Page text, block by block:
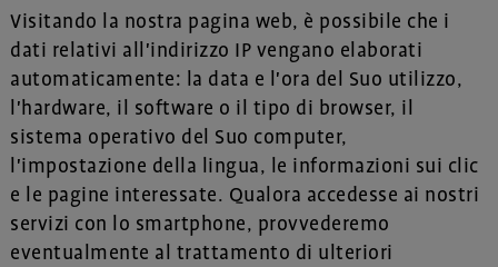
Visitando la nostra pagina web, è possibile che i
dati relativi all'indirizzo IP vengano elaborati
automaticamente: la data e l'ora del Suo utilizzo,
l'hardware, il software o il tipo di browser, il
sistema operativo del Suo computer,
l'impostazione della lingua, le informazioni sui clic
e le pagine interessate. Qualora accedesse ai nostri
servizi con lo smartphone, provvederemo
eventualmente al trattamento di ulteriori